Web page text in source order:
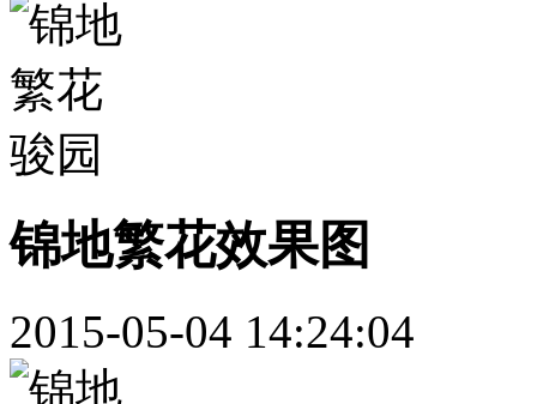
锦地繁花效果图
2015-05-04 14:24:04